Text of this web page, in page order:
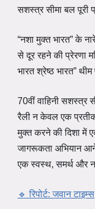
सशस्त्र सीमा बल पूरी
“नशा मुक्त भारत” के
से दूर रहने की प्रेरणा
भारत श्रेष्ठ भारत”
70वीं वाहिनी सशस्त्र
रैली न केवल एक
मुक्त करने की दिशा में
जागरूकता अभियान
एक स्वस्थ, समर्थ और
🔹 रिपोर्ट: जवान टाइम्स